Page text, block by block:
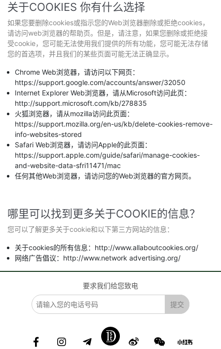
关于COOKIES 你有什么选择
如果您要删除cookies或指示您的Web浏览器删除或拒绝cookies，
请访问web浏览器的帮助页。但是，请注意，如果您删除或拒绝接
受cookie，您可能无法使用我们提供的所有功能，您可能无法存储
您的首选项，并且我们的某些页面可能无法正确显示。
Chrome Web浏览器，请访问以下网页：
https://support.google.com/accounts/answer/32050
Internet Explorer Web浏览器，请从Microsoft访问此页：
http://support.microsoft.com/kb/278835
火狐浏览器，请从mozilla访问此页面：
https://support.mozilla.org/en-us/kb/delete-cookies-remove-
info-websites-stored
Safari Web浏览器，请访问Apple的此页面：
https://support.apple.com/guide/safari/manage-cookies-
and-website-data-sfri11471/mac
任何其他Web浏览器，请访问您的Web浏览器的官方网页。
哪里可以找到更多关于COOKIE的信息？
您可以了解更多关于cookie和以下第三方网站的信息：
关于cookies的所有信息：http://www.allaboutcookies.org/
网络广告倡议：http://www.network advertising.org/
要求我们给您致电